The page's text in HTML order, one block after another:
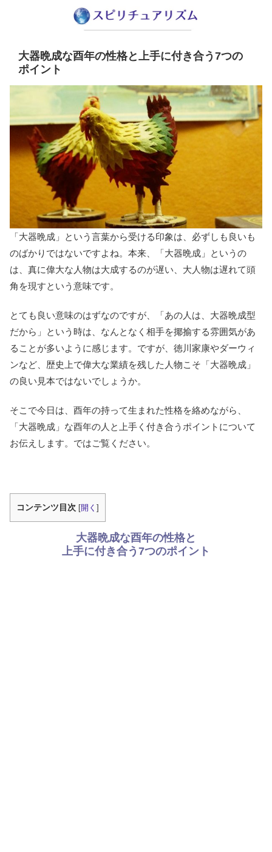
大器晩成な酉年の性格と上手に付き合う7つの
ポイント
「大器晩成」という言葉から受ける印象は、必ずしも良いも
のばかりではないですよね。本来、「大器晩成」というの
は、真に偉大な人物は大成するのが遅い、大人物は遅れて頭
角を現すという意味です。
とても良い意味のはずなのですが、「あの人は、大器晩成型
だから」という時は、なんとなく相手を揶揄する雰囲気があ
ることが多いように感じます。ですが、徳川家康やダーウィ
ンなど、歴史上で偉大な業績を残した人物こそ「大器晩成」
の良い見本ではないでしょうか。
そこで今日は、酉年の持って生まれた性格を絡めながら、
「大器晩成」な酉年の人と上手く付き合うポイントについて
お伝えします。ではご覧ください。
コンテンツ目次 [開く ]
大器晩成な酉年の性格と
上手に付き合う7つのポイント